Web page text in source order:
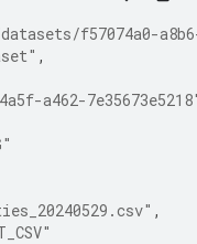
f57074a0-
,
a462-
,